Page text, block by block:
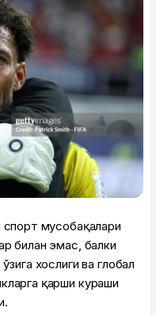
спорт мусобақалари
билан эмас, балки
хослиги ва глобал
қарши кураши